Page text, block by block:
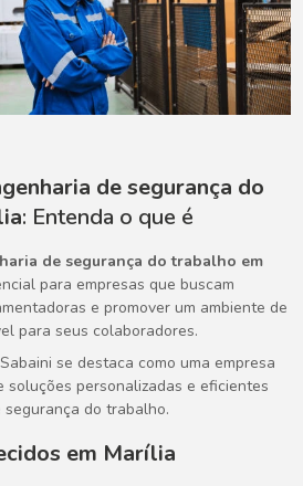
de segurança do
: Entenda o que é
de segurança do trabalho em
para empresas que buscam
e promover um ambiente de
para seus colaboradores.
se destaca como uma empresa
soluções personalizadas e eficientes
do trabalho.
em Marília